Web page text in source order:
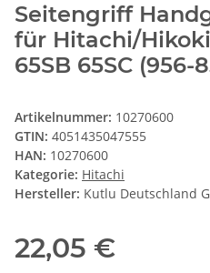
Seitengriff
für Hitachi/
65SB 65SC (956-
Artikelnummer: 10270600
GTIN: 4051435047555
HAN: 10270600
Kategorie: Hitachi
Hersteller: Kutlu Deutschland
22,05 €